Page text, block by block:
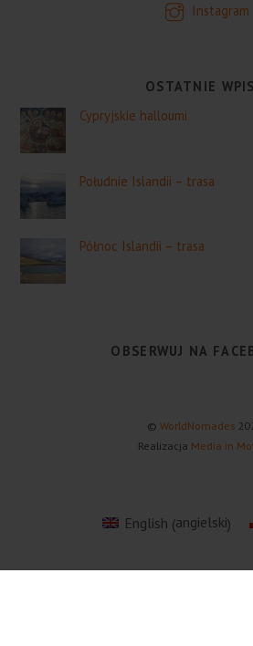
Instagram
OSTATNIE
Cypryjskie halloumi
Południe Islandii – trasa
Północ Islandii – trasa
OBSERWUJ NA
© WorldNomades
Realizacja Media in
English (angielski)